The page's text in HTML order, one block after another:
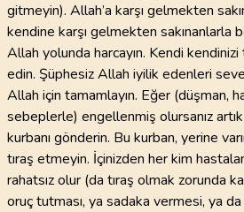
gitmeyin). Allah’a karşı gelmekten
kendine karşı gelmekten sakınanlarla
Allah yolunda harcayın. Kendi
edin. Şüphesiz Allah iyilik edenleri
Allah için tamamlayın. Eğer (düşman,
sebeplerle) engellenmiş olursanız
kurbanı gönderin. Bu kurban, yerine
tıraş etmeyin. İçinizden her kim
rahatsız olur (da tıraş olmak zorunda
oruç tutması, ya sadaka vermesi, ya